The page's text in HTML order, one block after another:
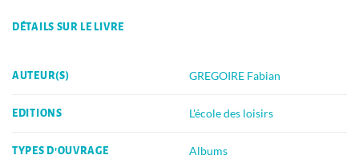
DÉTAILS SUR LE LIVRE
AUTEUR(S) GREGOIRE Fabian
EDITIONS L'école des loisirs
TYPES D'OUVRAGE Albums